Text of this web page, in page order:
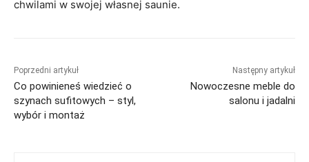
chwilami w swojej własnej saunie.
Poprzedni artykuł
Co powinieneś wiedzieć o
szynach sufitowych – styl,
wybór i montaż
Następny artykuł
Nowoczesne meble do
salonu i jadalni